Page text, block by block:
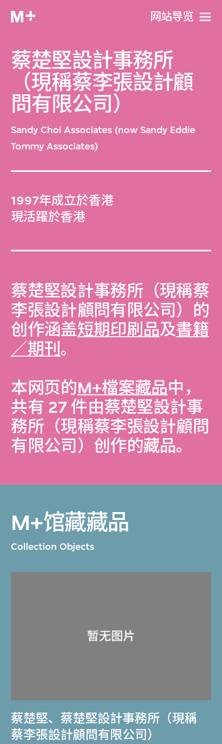
网站导览
蔡楚堅設計事務所
（現稱蔡李張設計顧
問有限公司）
Sandy Choi Associates (now Sandy Eddie
Tommy Associates)
1997年成立於香港
現活躍於香港
蔡楚堅設計事務所（現稱蔡
李張設計顧問有限公司）的
创作涵盖短期印刷品及書籍
／期刊。
本网页的M+檔案藏品中，
共有 27 件由蔡楚堅設計事
務所（現稱蔡李張設計顧問
有限公司）创作的藏品。
M+馆藏藏品
Collection Objects
蔡楚堅、 蔡楚堅設計事務所（現稱
蔡李張設計顧問有限公司）